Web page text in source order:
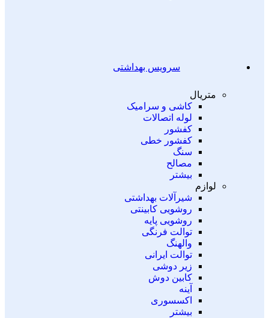
سرویس بهداشتی
متریال
کاشی و سرامیک
لوله اتصالات
کفشور
کفشور خطی
سنگ
مصالح
بیشتر
لوازم
شیرآلات بهداشتی
روشویی کابینتی
روشویی پایه
توالت فرنگی
والهنگ
توالت ایرانی
زیر دوشی
کابین دوش
آینه
اکسسوری
بیشتر